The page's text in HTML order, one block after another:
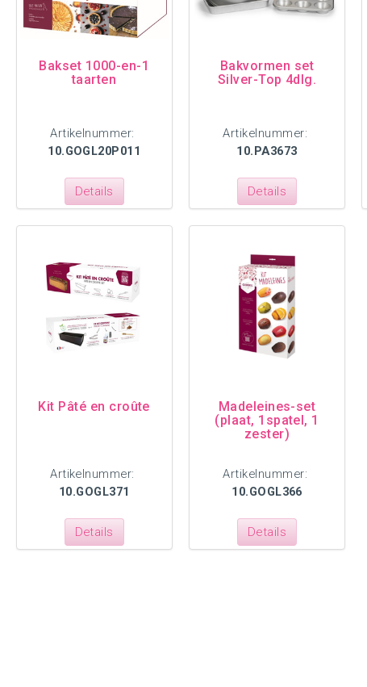
Bakset 1000-en-1
taarten
Artikelnummer:
10.GOGL20P011
Details
Bakvormen set
Silver-Top 4dlg.
Artikelnummer:
10.PA3673
Details
Kit Pâté en croûte
Artikelnummer:
10.GOGL371
Details
Madeleines-set
(plaat, 1spatel, 1
zester)
Artikelnummer:
10.GOGL366
Details